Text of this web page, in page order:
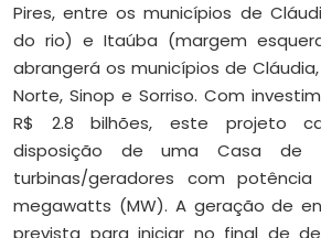
Pires, entre os municípios de
do rio) e Itaúba (margem
abrangerá os municípios de
Norte, Sinop e Sorriso. Com
R$ 2.8 bilhões, este projeto
disposição de uma Casa de
turbinas/geradores com
megawatts (MW). A geração de
prevista para iniciar no final de